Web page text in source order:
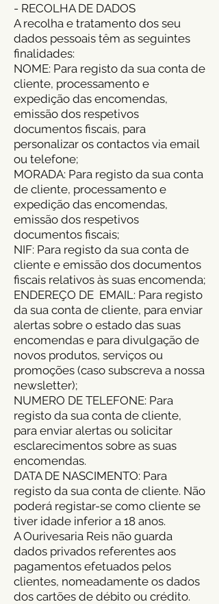
- RECOLHA DE DADOS
A recolha e tratamento dos seu
dados pessoais têm as seguintes
finalidades:
NOME: Para registo da sua conta de
cliente, processamento e
expedição das encomendas,
emissão dos respetivos
documentos fiscais, para
personalizar os contactos via email
ou telefone;
MORADA: Para registo da sua conta
de cliente, processamento e
expedição das encomendas,
emissão dos respetivos
documentos fiscais;
NIF: Para registo da sua conta de
cliente e emissão dos documentos
fiscais relativos às suas encomenda;
ENDEREÇO DE EMAIL: Para registo
da sua conta de cliente, para enviar
alertas sobre o estado das suas
encomendas e para divulgação de
novos produtos, serviços ou
promoções (caso subscreva a nossa
newsletter);
NUMERO DE TELEFONE: Para
registo da sua conta de cliente,
para enviar alertas ou solicitar
esclarecimentos sobre as suas
encomendas.
DATA DE NASCIMENTO: Para
registo da sua conta de cliente. Não
poderá registar-se como cliente se
tiver idade inferior a 18 anos.
A Ourivesaria Reis não guarda
dados privados referentes aos
pagamentos efetuados pelos
clientes, nomeadamente os dados
dos cartões de débito ou crédito.